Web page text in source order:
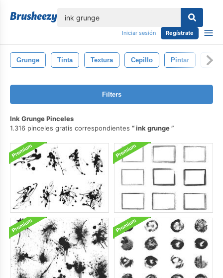
Iniciar sesión Regístrate
Grunge Tinta Textura Cepillo Pintar
Filters
Ink Grunge Pinceles
1.316 pinceles gratis correspondientes
ink grunge